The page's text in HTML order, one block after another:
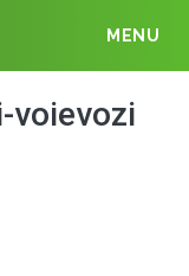
MENU
voievozi